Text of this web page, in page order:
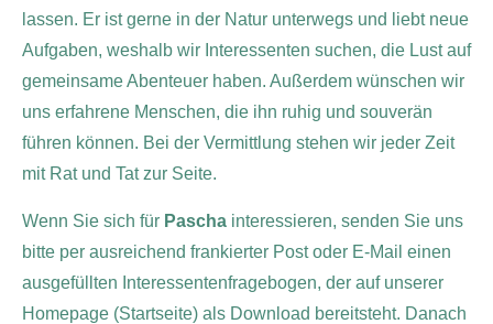
lassen. Er ist gerne in der Natur unterwegs und liebt neue
Aufgaben, weshalb wir Interessenten suchen, die Lust auf
gemeinsame Abenteuer haben. Außerdem wünschen wir
uns erfahrene Menschen, die ihn ruhig und souverän
führen können. Bei der Vermittlung stehen wir jeder Zeit
mit Rat und Tat zur Seite.
Wenn Sie sich für Pascha interessieren, senden Sie uns
bitte per ausreichend frankierter Post oder E-Mail einen
ausgefüllten Interessentenfragebogen, der auf unserer
Homepage (Startseite) als Download bereitsteht. Danach